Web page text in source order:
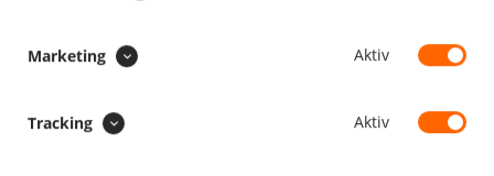
2.88 CHF *
Maßanfertigung, Lieferzeit daher ca. 5 - 10 Arbeitstage
Marketing Aktiv
Tracking Aktiv